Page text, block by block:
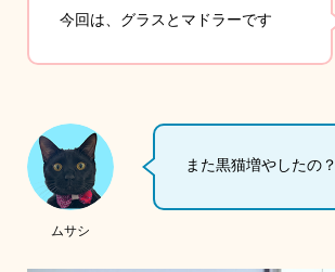
今回は、グラスとマドラーです
ムサシ
また黒猫増やしたの？